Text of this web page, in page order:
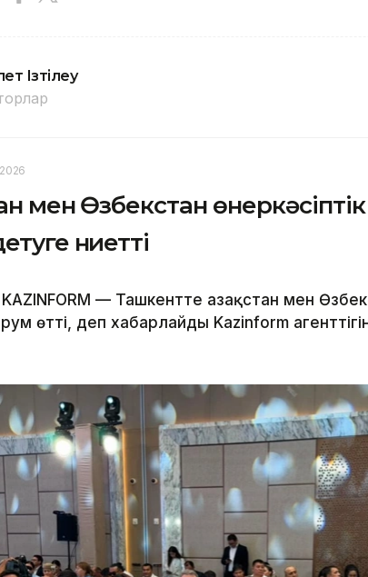
Ізтілеу
мен Өзбекстан
ниетті
— Ташкентте Қазақстан мен
өтті, деп хабарлайды Kazinform